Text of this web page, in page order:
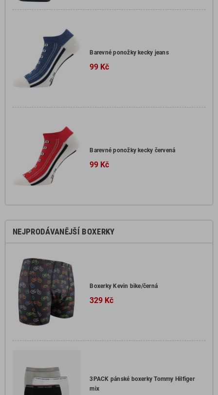
Barevné ponožky kecky jeans
99 Kč
Barevné ponožky kecky červená
99 Kč
NEJPRODÁVANĚJŠÍ BOXERKY
Boxerky Kevin bike/černá
329 Kč
3PACK pánské boxerky Tommy Hilfiger
mix